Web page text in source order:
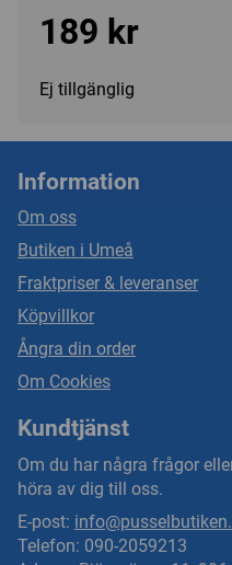
189 kr
Ej tillgänglig
Information
Om oss
Butiken i Umeå
Fraktpriser & leveranser
Köpvillkor
Ångra din order
Om Cookies
Kundtjänst
Om du har några frågor
höra av dig till oss.
E-post:
Telefon: 090-2059213